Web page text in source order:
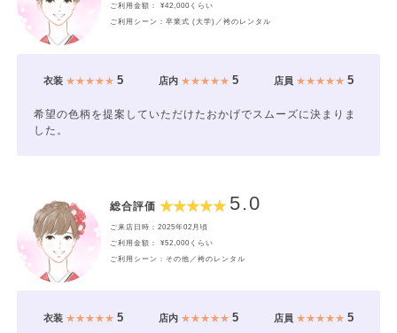
ご利用金額： ¥42,000くらい
ご利用シーン：卒業式 (大学)／袴のレンタル
衣装★★★★★ 5 店内★★★★★ 5 店員 ★★★★★5
希望の色柄を提案していただけたおかげでスムーズに決まりま
した。
総合評価 5.0
ご来店日時：2025年02月頃
ご利用金額： ¥52,000くらい
ご利用シーン：その他／袴のレンタル
衣装★★★★★ 5 店内★★★★★ 5 店員 ★★★★★5